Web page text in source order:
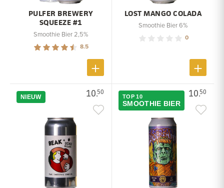
PULFER BREWERY
SQUEEZE #1
Smoothie Bier 2,5%
8.5
LOST MANGO COLADA
Smoothie Bier 6%
0
10.50
NIEUW 10.50
TOP 10
SMOOTHIE BIER